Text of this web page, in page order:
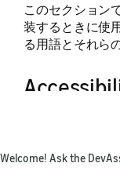
このセクション
装するときに使
る用語とそれら
ことを表す、ア
ージです。ユー
Welcome! Ask the